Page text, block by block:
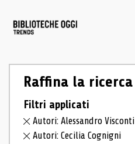
Raffina la ricerca
Filtri applicati
Autori: Alessandro Visconti
Autori: Cecilia Cognigni